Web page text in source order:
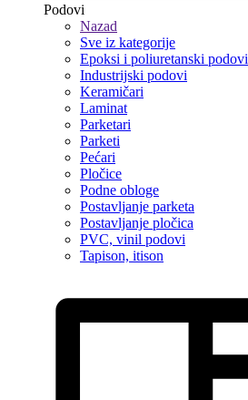
Podovi
Nazad
Sve iz kategorije
Epoksi i poliuretanski podovi
Industrijski podovi
Keramičari
Laminat
Parketari
Parketi
Pećari
Pločice
Podne obloge
Postavljanje parketa
Postavljanje pločica
PVC, vinil podovi
Tapison, itison